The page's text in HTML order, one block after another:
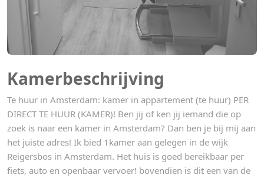
Kamerbeschrijving
Te huur in Amsterdam: kamer in appartement (te huur) PER
DIRECT TE HUUR (KAMER)! Ben jij of ken jij iemand die op
zoek is naar een kamer in Amsterdam? Dan ben je bij mij aan
het juiste adres! Ik bied 1kamer aan gelegen in de wijk
Reigersbos in Amsterdam. Het huis is goed bereikbaar per
fiets, auto en openbaar vervoer! bovendien is dit een van de